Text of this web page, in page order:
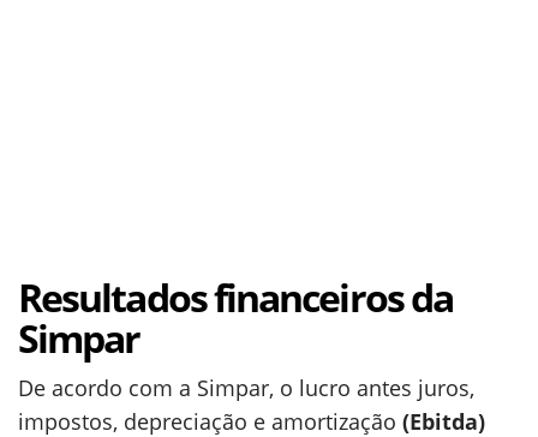
Resultados financeiros da
Simpar
De acordo com a Simpar, o lucro antes juros,
impostos, depreciação e amortização (Ebitda)